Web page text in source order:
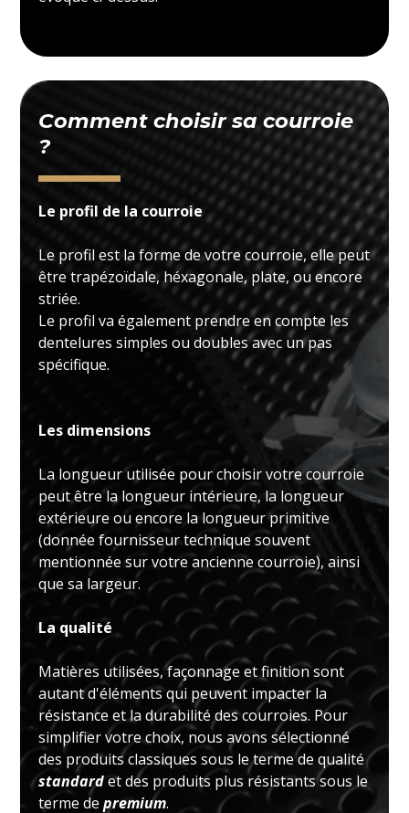
Comment choisir sa courroie
?
Le profil de la courroie
Le profil est la forme de votre courroie, elle peut
être trapézoïdale, héxagonale, plate, ou encore
striée.
Le profil va également prendre en compte les
dentelures simples ou doubles avec un pas
spécifique.
Les dimensions
La longueur utilisée pour choisir votre courroie
peut être la longueur intérieure, la longueur
extérieure ou encore la longueur primitive
(donnée fournisseur technique souvent
mentionnée sur votre ancienne courroie), ainsi
que sa largeur.
La qualité
Matières utilisées, façonnage et finition sont
autant d'éléments qui peuvent impacter la
résistance et la durabilité des courroies. Pour
simplifier votre choix, nous avons sélectionné
des produits classiques sous le terme de qualité
standardet des produits plus résistants sous le
terme depremium.